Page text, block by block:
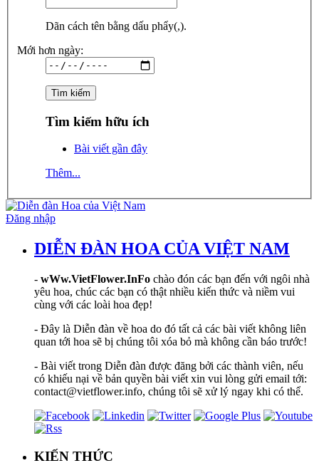
Dãn cách tên bằng dấu phẩy(,).
Mới hơn ngày:
Tìm kiếm hữu ích
Bài viết gần đây
Thêm...
Đăng nhập
DIỄN ĐÀN HOA CỦA VIỆT NAM
- wWw.VietFlower.InFo chào đón các bạn đến với ngôi nhà
yêu hoa, chúc các bạn có thật nhiều kiến thức và niềm vui
cùng với các loài hoa đẹp!
- Đây là Diễn đàn về hoa do đó tất cả các bài viết không liên
quan tới hoa sẽ bị chúng tôi xóa bỏ mà không cần báo trước!
- Bài viết trong Diễn đàn được đăng bởi các thành viên, nếu
có khiếu nại về bản quyền bài viết xin vui lòng gửi email tới:
contact@vietflower.info, chúng tôi sẽ xử lý ngay khi có thể.
KIẾN THỨC